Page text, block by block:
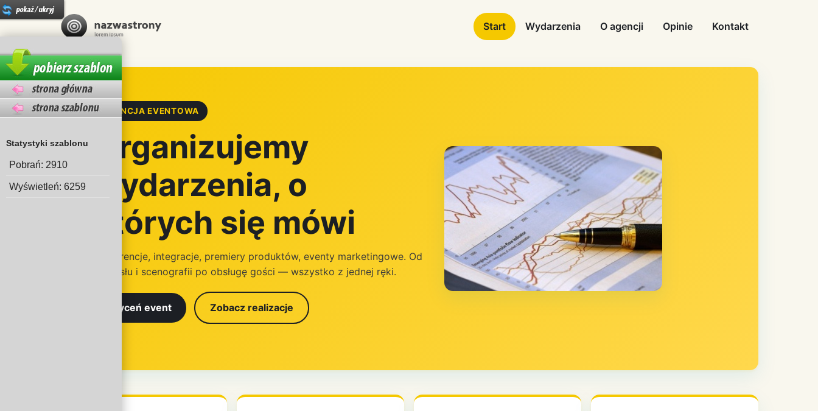
Start Wydarzenia O agencji Opinie Kontakt
AGENCJA EVENTOWA
Organizujemy
wydarzenia, o
których się mówi
Konferencje, integracje, premiery produktów, eventy marketingowe. Od
pomysłu i scenografii po obsługę gości — wszystko z jednej ręki.
Wyceń event Zobacz realizacje
Statystyki szablonu
Pobrań: 2910
Wyświetleń: 6259